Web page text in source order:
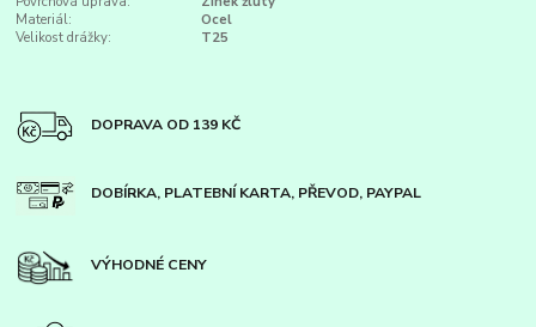
Materiál:
Ocel
Velikost drážky:
T25
DOPRAVA OD 139 KČ
DOBÍRKA, PLATEBNÍ KARTA, PŘEVOD, PAYPAL
VÝHODNÉ CENY